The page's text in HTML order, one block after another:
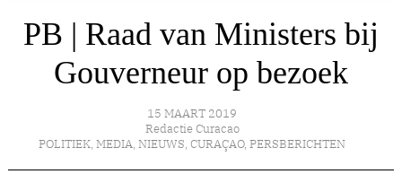
PB | Raad van Ministers bij
Gouverneur op bezoek
15 MAART 2019
Redactie Curacao
POLITIEK, MEDIA, NIEUWS, CURAÇAO, PERSBERICHTEN